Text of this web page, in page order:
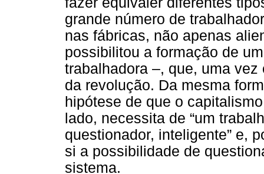
grande número de
nas fábricas, não apenas
possibilitou a formação de
trabalhadora –, que, uma
da revolução. Da mesma
hipótese de que o
lado, necessita de “um
questionador, inteligente” e,
si a possibilidade de
sistema.